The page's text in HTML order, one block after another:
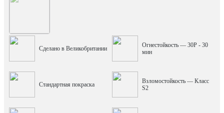
Сделано в Великобритании
Огнестойкость — 30P - 30
мин
Стандартная покраска
Взломостойкость — Класс
S2